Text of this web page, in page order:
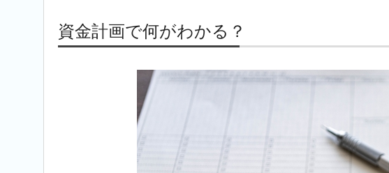
資金計画で何がわかる？